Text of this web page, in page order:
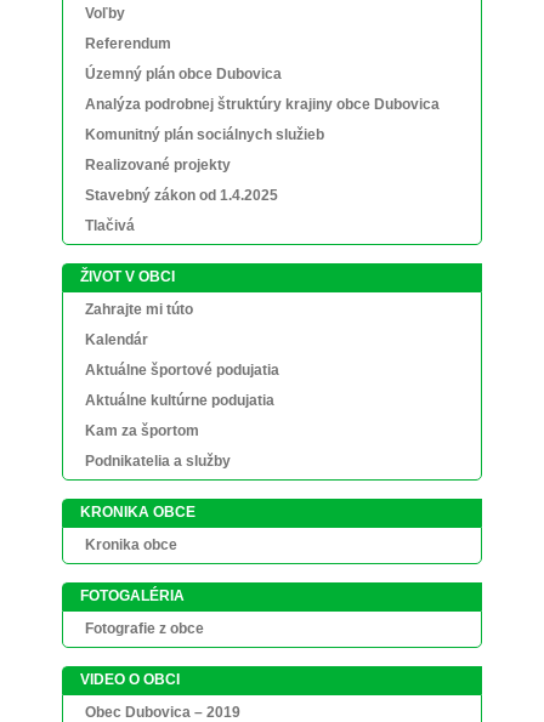
Voľby
Referendum
Územný plán obce Dubovica
Analýza podrobnej štruktúry krajiny obce Dubovica
Komunitný plán sociálnych služieb
Realizované projekty
Stavebný zákon od 1.4.2025
Tlačivá
ŽIVOT V OBCI
Zahrajte mi túto
Kalendár
Aktuálne športové podujatia
Aktuálne kultúrne podujatia
Kam za športom
Podnikatelia a služby
KRONIKA OBCE
Kronika obce
FOTOGALÉRIA
Fotografie z obce
VIDEO O OBCI
Obec Dubovica – 2019